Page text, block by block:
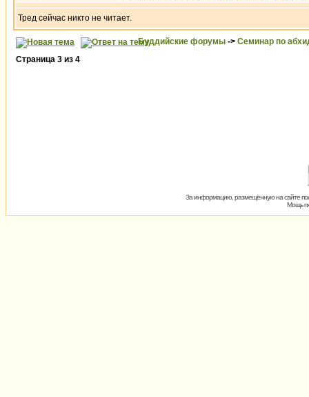
Тред сейчас никто не читает.
Буддийские форумы -> Семинар по
Страница 3 из 4
За информацию, размещённую на сайте
Мощь